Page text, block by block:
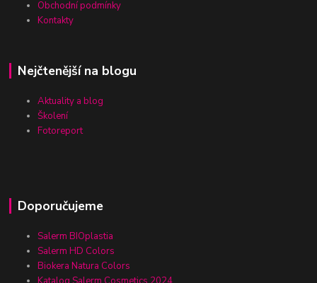
Obchodní podmínky
Kontakty
Nejčtenější na blogu
Aktuality a blog
Školení
Fotoreport
Doporučujeme
Salerm BIOplastia
Salerm HD Colors
Biokera Natura Colors